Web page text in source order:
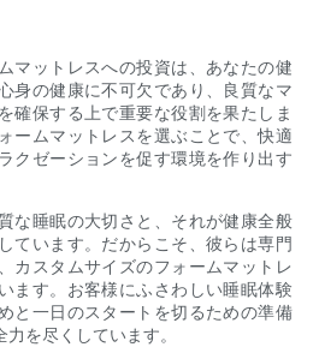
マットレスへの投資は、あなたの健
身の健康に不可欠であり、良質なマ
確保する上で重要な役割を果たしま
ームマットレスを選ぶことで、快適
クゼーションを促す環境を作り出す
な睡眠の大切さと、それが健康全般
ています。だからこそ、彼らは専門
カスタムサイズのフォームマットレ
ます。お客様にふさわしい睡眠体験
と一日のスタートを切るための準備
を尽くしています。